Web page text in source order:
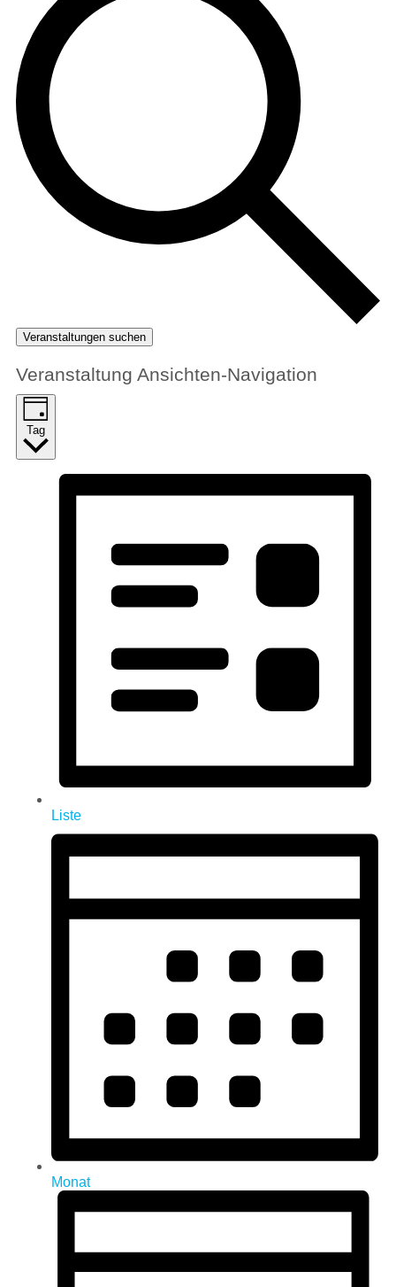
Veranstaltungen suchen
Veranstaltung Ansichten-Navigation
Tag
Liste
Monat